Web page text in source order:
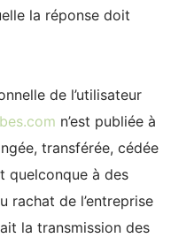
la réponse doit
de l’utilisateur
n’est publiée à
transférée, cédée
quelconque à des
rachat de l’entreprise
la transmission des